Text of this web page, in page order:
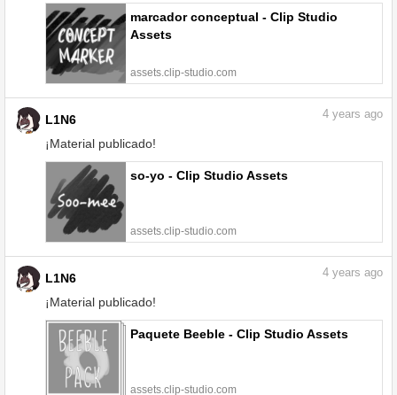
marcador conceptual - Clip Studio
Assets
assets.clip-studio.com
L1N6
¡Material publicado!
4 years ago
so-yo - Clip Studio Assets
assets.clip-studio.com
L1N6
¡Material publicado!
4 years ago
Paquete Beeble - Clip Studio Assets
assets.clip-studio.com